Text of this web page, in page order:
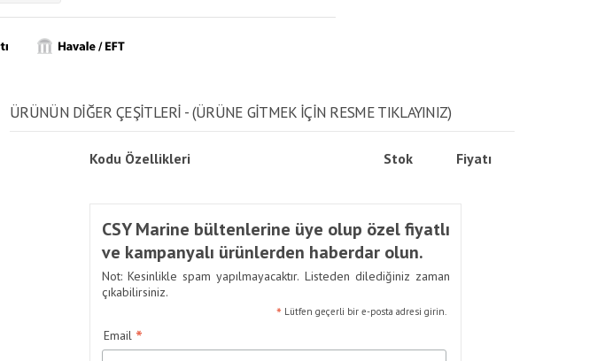
ÜRÜNÜN DİĞER ÇEŞİTLERİ - (ÜRÜNE GITMEK IÇIN RESME TIKLAYINIZ)
Kodu Özellikleri Stok Fiyatı
CSY Marine bültenlerine üye olup özel fiyatlı
ve kampanyalı ürünlerden haberdar olun.
Not: Kesinlikle spam yapılmayacaktır. Listeden dilediğiniz zaman
çıkabilirsiniz.
* Lütfen geçerli bir e-posta adresi girin.
Email *